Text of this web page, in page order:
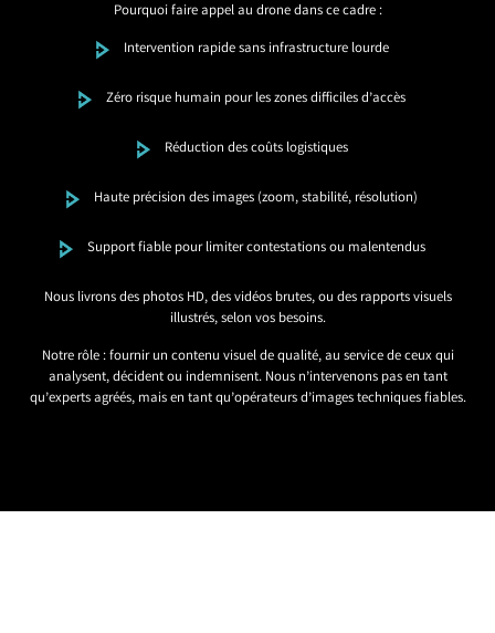
Pourquoi faire appel au drone dans ce cadre :
Intervention rapide sans infrastructure lourde
Zéro risque humain pour les zones difficiles d’accès
Réduction des coûts logistiques
Haute précision des images (zoom, stabilité, résolution)
Support fiable pour limiter contestations ou malentendus
Nous livrons des photos HD, des vidéos brutes, ou des rapports visuels
illustrés, selon vos besoins.
Notre rôle : fournir un contenu visuel de qualité, au service de ceux qui
analysent, décident ou indemnisent. Nous n’intervenons pas en tant
qu’experts agréés, mais en tant qu’opérateurs d’images techniques fiables.